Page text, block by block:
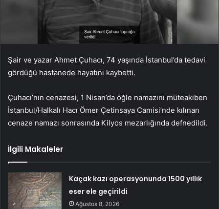
Şair ve yazar Ahmet Çuhacı, 74 yaşında İstanbul’da tedavi
gördüğü hastanede hayatını kaybetti.
Çuhacı’nın cenazesi, 1 Nisan’da öğle namazını müteakiben
İstanbul/Halkalı Hacı Ömer Çetinsaya Camisi’nde kılınan
cenaze namazı sonrasında Kilyos mezarlığında defnedildi.
İlgili Makaleler
Kaçak kazı operasyonunda 1500 yıllık
eser ele geçirildi
Ağustos 8, 2026